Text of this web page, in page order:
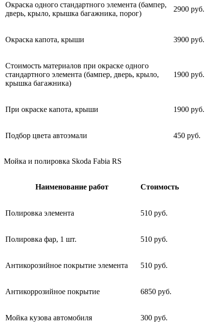
Окраска одного стандартного элемента (бампер,
дверь, крыло, крышка багажника, порог)
2900 руб.
Окраска капота, крыши 3900 руб.
Стоимость материалов при окраске одного
стандартного элемента (бампер, дверь, крыло,
крышка багажника)
1900 руб.
При окраске капота, крыши 1900 руб.
Подбор цвета автоэмали 450 руб.
Мойка и полировка Skoda Fabia RS
Наименование работ Стоимость
Полировка элемента 510 руб.
Полировка фар, 1 шт. 510 руб.
Антикорозийное покрытие элемента 510 руб.
Антикоррозийное покрытие 6850 руб.
Мойка кузова автомобиля 300 руб.